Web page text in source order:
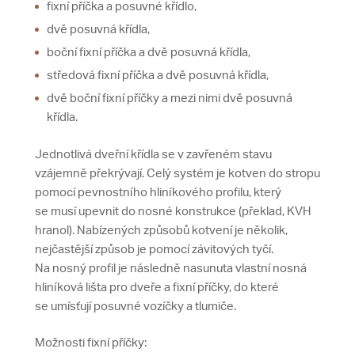
fixní příčka a posuvné křídlo,
dvě posuvná křídla,
boční fixní příčka a dvě posuvná křídla,
středová fixní příčka a dvě posuvná křídla,
dvě boční fixní příčky a mezi nimi dvě posuvná
křídla.
Jednotlivá dveřní křídla se v zavřeném stavu
vzájemně překrývají. Celý systém je kotven do stropu
pomocí pevnostního hliníkového profilu, který
se musí upevnit do nosné konstrukce (překlad, KVH
hranol). Nabízených způsobů kotvení je několik,
nejčastější způsob je pomocí závitových tyčí.
Na nosný profil je následně nasunuta vlastní nosná
hliníková lišta pro dveře a fixní příčky, do které
se umísťují posuvné vozíčky a tlumiče.
Možnosti fixní příčky: